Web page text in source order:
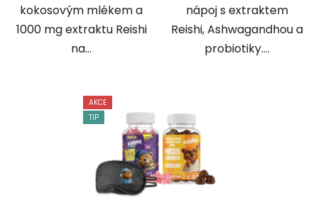
kokosovým mlékem a
1000 mg extraktu Reishi
na...
nápoj s extraktem
Reishi, Ashwagandhou a
probiotiky....
AKCE
TIP